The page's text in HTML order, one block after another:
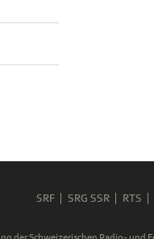
SRF SRG SSR RTS